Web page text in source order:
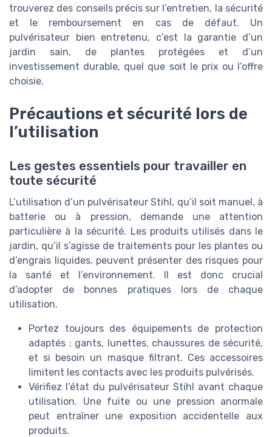
trouverez des conseils précis sur l’entretien, la sécurité
et le remboursement en cas de défaut. Un
pulvérisateur bien entretenu, c’est la garantie d’un
jardin sain, de plantes protégées et d’un
investissement durable, quel que soit le prix ou l’offre
choisie.
Précautions et sécurité lors de
l’utilisation
Les gestes essentiels pour travailler en
toute sécurité
L’utilisation d’un pulvérisateur Stihl, qu’il soit manuel, à
batterie ou à pression, demande une attention
particulière à la sécurité. Les produits utilisés dans le
jardin, qu’il s’agisse de traitements pour les plantes ou
d’engrais liquides, peuvent présenter des risques pour
la santé et l’environnement. Il est donc crucial
d’adopter de bonnes pratiques lors de chaque
utilisation.
Portez toujours des équipements de protection
adaptés : gants, lunettes, chaussures de sécurité,
et si besoin un masque filtrant. Ces accessoires
limitent les contacts avec les produits pulvérisés.
Vérifiez l’état du pulvérisateur Stihl avant chaque
utilisation. Une fuite ou une pression anormale
peut entraîner une exposition accidentelle aux
produits.